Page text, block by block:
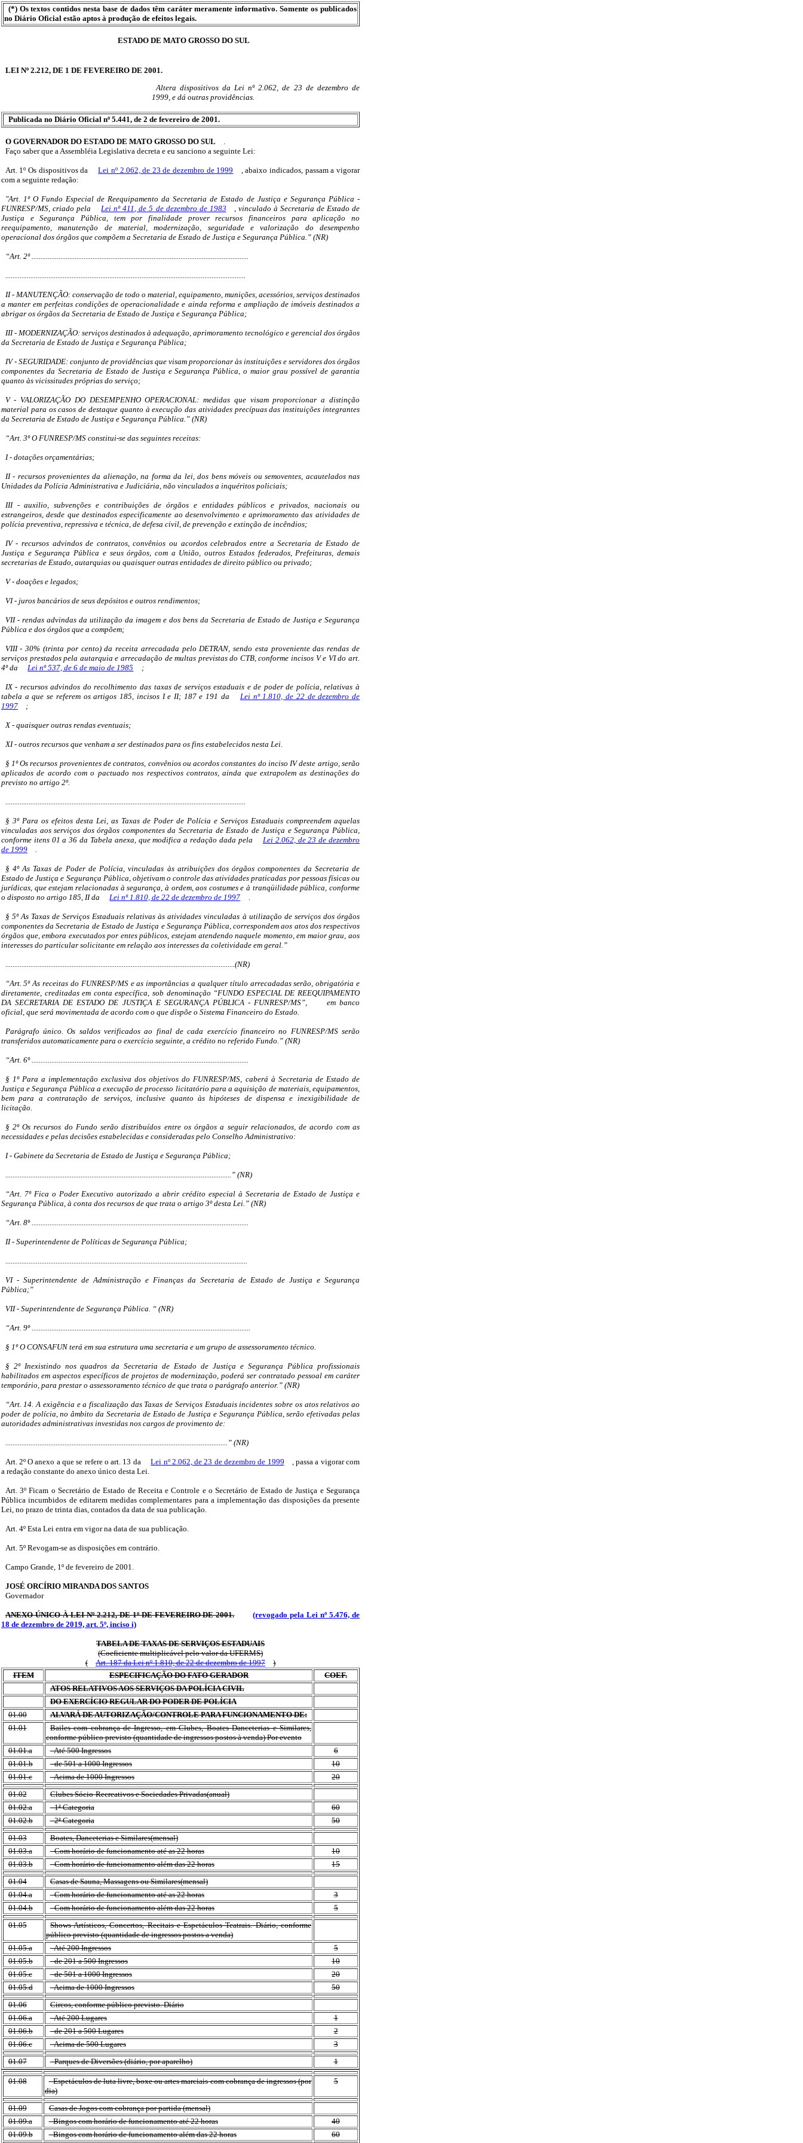
(*) Os textos contidos nesta base de dados têm caráter meramente informativo. Somente os publicados
no Diário Oficial estão aptos à produção de efeitos legais.
ESTADO DE MATO GROSSO DO SUL
LEI Nº 2.212, DE 1 DE FEVEREIRO DE 2001.
Altera dispositivos da Lei nº 2.062, de 23 de dezembro de
1999, e dá outras providências.
Publicada no Diário Oficial nº 5.441, de 2 de fevereiro de 2001.
O GOVERNADOR DO ESTADO DE MATO GROSSO DO SUL
.
Faço saber que a Assembléia Legislativa decreta e eu sanciono a seguinte Lei:
Art. 1º Os dispositivos da Lei nº 2.062, de 23 de dezembro de 1999
, abaixo indicados, passam a vigorar
com a seguinte redação:
"Art. 1º O Fundo Especial de Reequipamento da Secretaria de Estado de Justiça e Segurança Pública -
FUNRESP/MS, criado pela
Lei nº 411, de 5 de dezembro de 1983
, vinculado à Secretaria de Estado de
Justiça e Segurança Pública, tem por finalidade prover recursos financeiros para aplicação no
reequipamento, manutenção de material, modernização, seguridade e valorização do desempenho
operacional dos órgãos que compõem a Secretaria de Estado de Justiça e Segurança Pública.” (NR)
“Art. 2º .........................................................................................................................
......................................................................................................................................
II - MANUTENÇÃO: conservação de todo o material, equipamento, munições, acessórios, serviços destinados
a manter em perfeitas condições de operacionalidade e ainda reforma e ampliação de imóveis destinados a
abrigar os órgãos da Secretaria de Estado de Justiça e Segurança Pública;
III - MODERNIZAÇÃO: serviços destinados à adequação, aprimoramento tecnológico e gerencial dos órgãos
da Secretaria de Estado de Justiça e Segurança Pública;
IV - SEGURIDADE: conjunto de providências que visam proporcionar às instituições e servidores dos órgãos
componentes da Secretaria de Estado de Justiça e Segurança Pública, o maior grau possível de garantia
quanto às vicissitudes próprias do serviço;
V - VALORIZAÇÃO DO DESEMPENHO OPERACIONAL: medidas que visam proporcionar a distinção
material para os casos de destaque quanto à execução das atividades precípuas das instituições integrantes
da Secretaria de Estado de Justiça e Segurança Pública.” (NR)
“Art. 3º O FUNRESP/MS constitui-se das seguintes receitas:
I - dotações orçamentárias;
II - recursos provenientes da alienação, na forma da lei, dos bens móveis ou semoventes, acautelados nas
Unidades da Polícia Administrativa e Judiciária, não vinculados a inquéritos policiais;
III - auxilio, subvenções e contribuições de órgãos e entidades públicos e privados, nacionais ou
estrangeiros, desde que destinados especificamente ao desenvolvimento e aprimoramento das atividades de
polícia preventiva, repressiva e técnica, de defesa civil, de prevenção e extinção de incêndios;
IV - recursos advindos de contratos, convênios ou acordos celebrados entre a Secretaria de Estado de
Justiça e Segurança Pública e seus órgãos, com a União, outros Estados federados, Prefeituras, demais
secretarias de Estado, autarquias ou quaisquer outras entidades de direito público ou privado;
V - doações e legados;
VI - juros bancários de seus depósitos e outros rendimentos;
VII - rendas advindas da utilização da imagem e dos bens da Secretaria de Estado de Justiça e Segurança
Pública e dos órgãos que a compõem;
VIII - 30% (trinta por cento) da receita arrecadada pelo DETRAN, sendo esta proveniente das rendas de
serviços prestados pela autarquia e arrecadação de multas previstas do CTB, conforme incisos V e VI do art.
4º da
Lei nº 537, de 6 de maio de 1985 ;
IX - recursos advindos do recolhimento das taxas de serviços estaduais e de poder de polícia, relativas à
tabela a que se referem os artigos 185, incisos I e II; 187 e 191 da
Lei nº 1.810, de 22 de dezembro de
1997
;
X - quaisquer outras rendas eventuais;
XI - outros recursos que venham a ser destinados para os fins estabelecidos nesta Lei.
§ 1º Os recursos provenientes de contratos, convênios ou acordos constantes do inciso IV deste artigo, serão
aplicados de acordo com o pactuado nos respectivos contratos, ainda que extrapolem as destinações do
previsto no artigo 2º.
......................................................................................................................................
§ 3º Para os efeitos desta Lei, as Taxas de Poder de Polícia e Serviços Estaduais compreendem aquelas
vinculadas aos serviços dos órgãos componentes da Secretaria de Estado de Justiça e Segurança Pública,
conforme itens 01 a 36 da Tabela anexa, que modifica a redação dada pela
Lei 2.062, de 23 de dezembro
de 1999
.
§ 4º As Taxas de Poder de Polícia, vinculadas às atribuições dos órgãos componentes da Secretaria de
Estado de Justiça e Segurança Pública, objetivam o controle das atividades praticadas por pessoas físicas ou
jurídicas, que estejam relacionadas à segurança, à ordem, aos costumes e à tranqüilidade pública, conforme
o disposto no artigo 185, II da
Lei nº 1.810, de 22 de dezembro de 1997 .
§ 5º As Taxas de Serviços Estaduais relativas às atividades vinculadas à utilização de serviços dos órgãos
componentes da Secretaria de Estado de Justiça e Segurança Pública, correspondem aos atos dos respectivos
órgãos que, embora executados por entes públicos, estejam atendendo naquele momento, em maior grau, aos
interesses do particular solicitante em relação aos interesses da coletividade em geral.”
................................................................................................................................(NR)
“Art. 5º As receitas do FUNRESP/MS e as importâncias a qualquer título arrecadadas serão, obrigatória e
diretamente, creditadas em conta específica, sob denominação “FUNDO ESPECIAL DE REEQUIPAMENTO
DA SECRETARIA DE ESTADO DE JUSTIÇA E SEGURANÇA PÚBLICA - FUNRESP/MS”,
em banco
oficial, que será movimentada de acordo com o que dispõe o Sistema Financeiro do Estado.
Parágrafo único. Os saldos verificados ao final de cada exercício financeiro no FUNRESP/MS serão
transferidos automaticamente para o exercício seguinte, a crédito no referido Fundo.” (NR)
“Art. 6º .........................................................................................................................
§ 1º Para a implementação exclusiva dos objetivos do FUNRESP/MS, caberá à Secretaria de Estado de
Justiça e Segurança Pública a execução de processo licitatório para a aquisição de materiais, equipamentos,
bem para a contratação de serviços, inclusive quanto às hipóteses de dispensa e inexigibilidade de
licitação.
§ 2º Os recursos do Fundo serão distribuídos entre os órgãos a seguir relacionados, de acordo com as
necessidades e pelas decisões estabelecidas e consideradas pelo Conselho Administrativo:
I - Gabinete da Secretaria de Estado de Justiça e Segurança Pública;
..............................................................................................................................” (NR)
“Art. 7º Fica o Poder Executivo autorizado a abrir crédito especial à Secretaria de Estado de Justiça e
Segurança Pública, à conta dos recursos de que trata o artigo 3º desta Lei.” (NR)
“Art. 8º .........................................................................................................................
II - Superintendente de Políticas de Segurança Pública;
.......................................................................................................................................
VI - Superintendente de Administração e Finanças da Secretaria de Estado de Justiça e Segurança
Pública;”
VII - Superintendente de Segurança Pública. “ (NR)
“Art. 9º ..........................................................................................................................
§ 1º O CONSAFUN terá em sua estrutura uma secretaria e um grupo de assessoramento técnico.
§ 2º Inexistindo nos quadros da Secretaria de Estado de Justiça e Segurança Pública profissionais
habilitados em aspectos específicos de projetos de modernização, poderá ser contratado pessoal em caráter
temporário, para prestar o assessoramento técnico de que trata o parágrafo anterior.” (NR)
“Art. 14. A exigência e a fiscalização das Taxas de Serviços Estaduais incidentes sobre os atos relativos ao
poder de polícia, no âmbito da Secretaria de Estado de Justiça e Segurança Pública, serão efetivadas pelas
autoridades administrativas investidas nos cargos de provimento de:
............................................................................................................................” (NR)
Art. 2º O anexo a que se refere o art. 13 da Lei nº 2.062, de 23 de dezembro de 1999
, passa a vigorar com
a redação constante do anexo único desta Lei.
Art. 3º Ficam o Secretário de Estado de Receita e Controle e o Secretário de Estado de Justiça e Segurança
Pública incumbidos de editarem medidas complementares para a implementação das disposições da presente
Lei, no prazo de trinta dias, contados da data de sua publicação.
Art. 4º Esta Lei entra em vigor na data de sua publicação.
Art. 5º Revogam-se as disposições em contrário.
Campo Grande, 1º de fevereiro de 2001.
JOSÉ ORCÍRIO MIRANDA DOS SANTOS
Governador
ANEXO ÚNICO À LEI Nº 2.212, DE 1º DE FEVEREIRO DE 2001.
(revogado pela Lei nº 5.476, de
18 de dezembro de 2019, art. 5º, inciso i)
TABELA DE TAXAS DE SERVIÇOS ESTADUAIS
(Coeficiente multiplicável pelo valor da UFERMS)
(
Art. 187 da Lei nº 1.810, de 22 de dezembro de 1997
)
ITEM
ESPECIFICAÇÃO DO FATO GERADOR
COEF.
ATOS RELATIVOS AOS SERVIÇOS DA POLÍCIA CIVIL
DO EXERCÍCIO REGULAR DO PODER DE POLÍCIA
01.00
ALVARÁ DE AUTORIZAÇÃO/CONTROLE PARA FUNCIONAMENTO DE:
01.01
Bailes com cobrança de Ingresso, em Clubes, Boates Danceterias e Similares,
conforme público previsto (quantidade de ingressos postos à venda) Por evento
01.01.a
- Até 500 Ingressos
6
01.01.b
- de 501 a 1000 Ingressos
10
01.01.c
- Acima de 1000 Ingressos
20
01.02
Clubes Sócio-Recreativos e Sociedades Privadas(anual)
01.02.a
- 1ª Categoria
60
01.02.b
- 2ª Categoria
50
01.03
Boates, Danceterias e Similares(mensal)
01.03.a
- Com horário de funcionamento até as 22 horas
10
01.03.b
- Com horário de funcionamento além das 22 horas
15
01.04
Casas de Sauna, Massagens ou Similares(mensal)
01.04.a
- Com horário de funcionamento até as 22 horas
3
01.04.b
- Com horário de funcionamento além das 22 horas
5
01.05
Shows Artísticos, Concertos, Recitais e Espetáculos Teatrais. Diário, conforme
público previsto (quantidade de ingressos postos a venda)
01.05.a
- Até 200 Ingressos
5
01.05.b
- de 201 a 500 Ingressos
10
01.05.c
- de 501 a 1000 Ingressos
20
01.05.d
- Acima de 1000 Ingressos
50
01.06
Circos, conforme público previsto. Diário
01.06.a
- Até 200 Lugares
1
01.06.b
- de 201 a 500 Lugares
2
01.06.c
- Acima de 500 Lugares
3
01.07
- Parques de Diversões (diário, por aparelho) 1
01.08
- Espetáculos de luta livre, boxe ou artes marciais com cobrança de ingressos (por
dia)
5
01.09
Casas de Jogos com cobrança por partida (mensal)
01.09.a
- Bingos com horário de funcionamento até 22 horas
40
01.09.b
- Bingos com horário de funcionamento além das 22 horas 60